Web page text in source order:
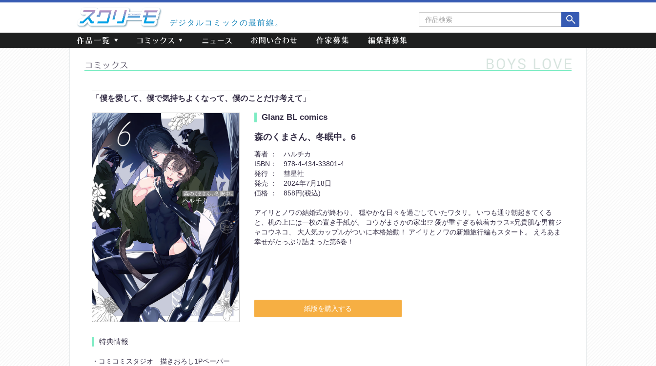
デジタルコミックの最前線。
品
「僕を愛して、僕で気持ちよくなって、僕のことだけ考えて」
Glanz BL comics
森のくまさん、冬眠中。6
著者 ：
ハルチカ
ISBN：
978-4-434-33801-4
発行 ：
彗星社
発売 ：
2024年7月18日
価格 ：
858円(税込)
アイリとノワの結婚式が終わり、 穏やかな日々を過ごしていたワタリ。 いつも通り朝起きてくる
と、机の上には一枚の置き手紙が。 コウがまさかの家出!? 愛が重すぎる執着カラス×兄貴肌な男前ジ
ャコウネコ、 大人気カップルがついに本格始動！ アイリとノワの新婚旅行編もスタート。 えろあま
幸せがたっぷり詰まった第6巻！
紙版を購入する
特典情報
・コミコミスタジオ 描きおろし1Pペーパー